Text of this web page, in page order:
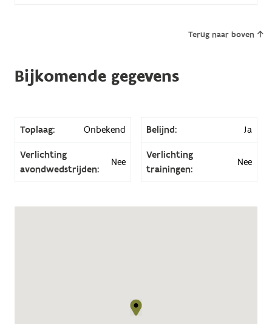
Terug naar boven
Bijkomende gegevens
Toplaag: Onbekend Belijnd: Ja
Verlichting
avondwedstrijden:
Nee
Verlichting
trainingen:
Nee